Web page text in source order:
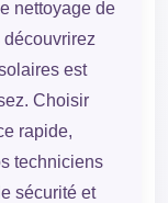
nettoyage de
est
Choisir
rapide,
techniciens
sécurité et